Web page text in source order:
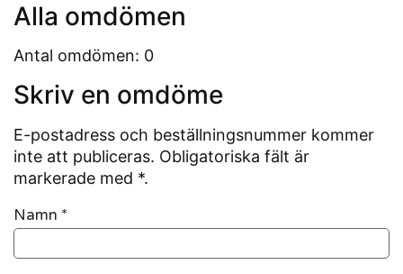
Alla omdömen
Antal omdömen: 0
Skriv en omdöme
E-postadress och beställningsnummer kommer
inte att publiceras. Obligatoriska fält är
markerade med *.
Namn *